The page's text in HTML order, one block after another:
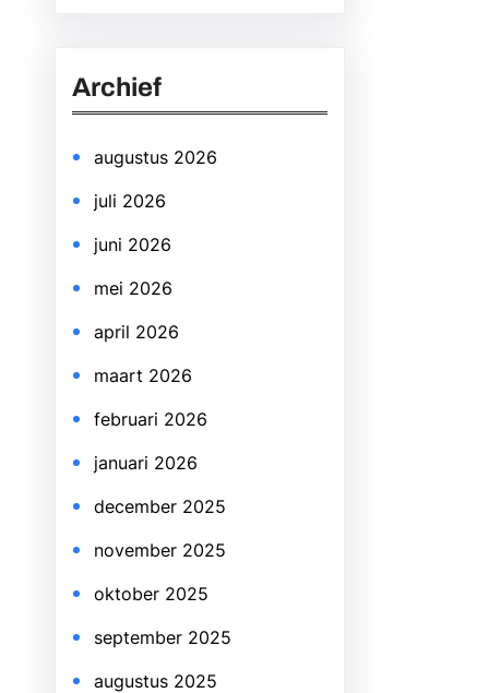
c
Archief
augustus 2026
juli 2026
juni 2026
mei 2026
april 2026
maart 2026
februari 2026
januari 2026
december 2025
november 2025
oktober 2025
september 2025
augustus 2025